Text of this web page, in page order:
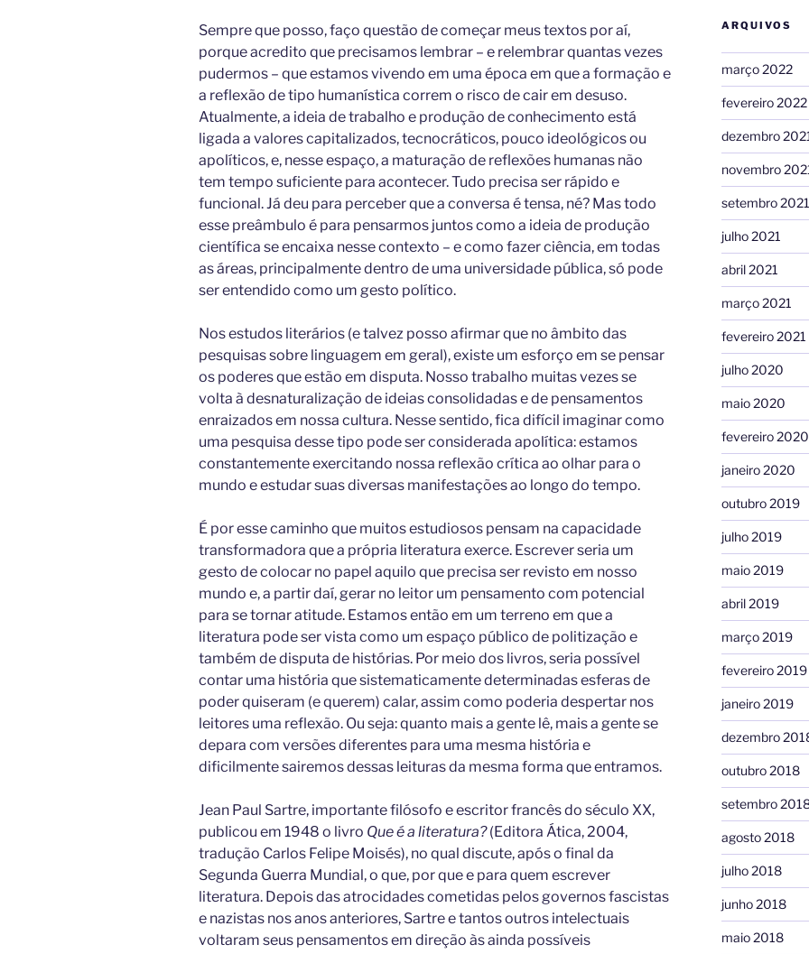
Sempre que posso, faço questão de começar meus textos por aí,
porque acredito que precisamos lembrar – e relembrar quantas vezes
pudermos – que estamos vivendo em uma época em que a formação e
a reflexão de tipo humanística correm o risco de cair em desuso.
Atualmente, a ideia de trabalho e produção de conhecimento está
ligada a valores capitalizados, tecnocráticos, pouco ideológicos ou
apolíticos, e, nesse espaço, a maturação de reflexões humanas não
tem tempo suficiente para acontecer. Tudo precisa ser rápido e
funcional. Já deu para perceber que a conversa é tensa, né? Mas todo
esse preâmbulo é para pensarmos juntos como a ideia de produção
científica se encaixa nesse contexto – e como fazer ciência, em todas
as áreas, principalmente dentro de uma universidade pública, só pode
ser entendido como um gesto político.
Nos estudos literários (e talvez posso afirmar que no âmbito das
pesquisas sobre linguagem em geral), existe um esforço em se pensar
os poderes que estão em disputa. Nosso trabalho muitas vezes se
volta à desnaturalização de ideias consolidadas e de pensamentos
enraizados em nossa cultura. Nesse sentido, fica difícil imaginar como
uma pesquisa desse tipo pode ser considerada apolítica: estamos
constantemente exercitando nossa reflexão crítica ao olhar para o
mundo e estudar suas diversas manifestações ao longo do tempo.
É por esse caminho que muitos estudiosos pensam na capacidade
transformadora que a própria literatura exerce. Escrever seria um
gesto de colocar no papel aquilo que precisa ser revisto em nosso
mundo e, a partir daí, gerar no leitor um pensamento com potencial
para se tornar atitude. Estamos então em um terreno em que a
literatura pode ser vista como um espaço público de politização e
também de disputa de histórias. Por meio dos livros, seria possível
contar uma história que sistematicamente determinadas esferas de
poder quiseram (e querem) calar, assim como poderia despertar nos
leitores uma reflexão. Ou seja: quanto mais a gente lê, mais a gente se
depara com versões diferentes para uma mesma história e
dificilmente sairemos dessas leituras da mesma forma que entramos.
Jean Paul Sartre, importante filósofo e escritor francês do século XX,
publicou em 1948 o livro Que é a literatura?(Editora Ática, 2004,
tradução Carlos Felipe Moisés), no qual discute, após o final da
Segunda Guerra Mundial, o que, por que e para quem escrever
literatura. Depois das atrocidades cometidas pelos governos fascistas
e nazistas nos anos anteriores, Sartre e tantos outros intelectuais
voltaram seus pensamentos em direção às ainda possíveis
ARQUIVOS
março 2022
fevereiro 2022
dezembro
novembro
setembro 2021
julho 2021
abril 2021
março 2021
fevereiro 2021
julho 2020
maio 2020
fevereiro 2020
janeiro 2020
outubro 2019
julho 2019
maio 2019
abril 2019
março 2019
fevereiro 2019
janeiro 2019
dezembro
outubro 2018
setembro
agosto 2018
julho 2018
junho 2018
maio 2018